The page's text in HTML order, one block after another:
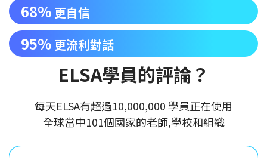
68% 更自信
95% 更流利對話
ELSA學員的評論？
每天ELSA有超過10,000,000 學員正在使用
全球當中101個國家的老師,學校和組織